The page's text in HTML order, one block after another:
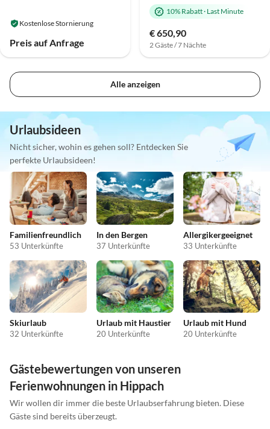
Kostenlose Stornierung
Preis auf Anfrage
10% Rabatt· Last Minute
€ 650,90
2 Gäste / 7 Nächte
Alle anzeigen
Urlaubsideen
Nicht sicher, wohin es gehen soll? Entdecken Sie
perfekte Urlaubsideen!
Familienfreundlich
53 Unterkünfte
In den Bergen
37 Unterkünfte
Allergikergeeignet
33 Unterkünfte
Skiurlaub
32 Unterkünfte
Urlaub mit Haustier
20 Unterkünfte
Urlaub mit Hund
20 Unterkünfte
Gästebewertungen von unseren
Ferienwohnungen in Hippach
Wir wollen dir immer die beste Urlaubserfahrung bieten. Diese
Gäste sind bereits überzeugt.